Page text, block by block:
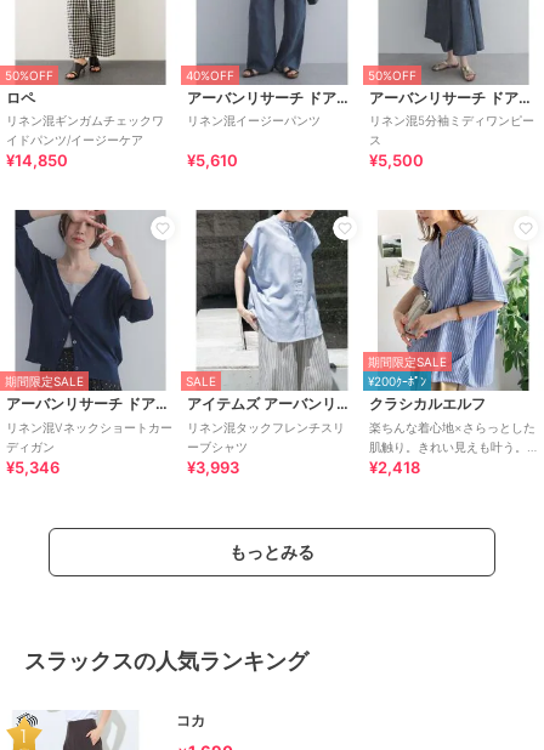
50%OFF
ロペ
リネン混ギンガムチェックワ
イドパンツ/イージーケア
¥14,850
40%OFF
アーバンリサーチ ドアーズ
リネン混イージーパンツ
¥5,610
50%OFF
アーバンリサーチ ドアーズ
リネン混5分袖ミディワンピー
ス
¥5,500
期間限定SALE
アーバンリサーチ ドアーズ
リネン混Vネックショートカー
ディガン
¥5,346
SALE
アイテムズ アーバンリサーチ
リネン混タックフレンチスリ
ーブシャツ
¥3,993
期間限定SALE
¥200ｸｰﾎﾟﾝ
クラシカルエルフ
楽ちんな着心地×さらっとした
肌触り。きれい見えも叶う。
リネン混バンドカラースキッ
¥2,418
もっとみる
スラックスの人気ランキング
コカ